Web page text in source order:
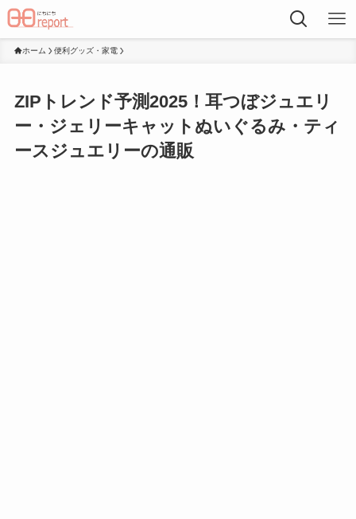
ホーム 便利グッズ・家電
ZIPトレンド予測2025！耳つぼジュエリ
ー・ジェリーキャットぬいぐるみ・ティ
ースジュエリーの通販